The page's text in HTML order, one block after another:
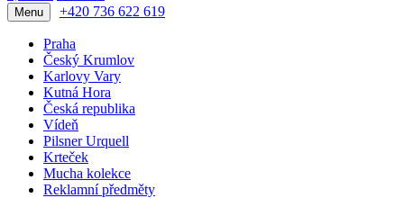
Menu +420 736 622 619
Praha
Český Krumlov
Karlovy Vary
Kutná Hora
Česká republika
Vídeň
Pilsner Urquell
Krteček
Mucha kolekce
Reklamní předměty